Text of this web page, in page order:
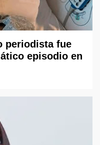
periodista fue
episodio en